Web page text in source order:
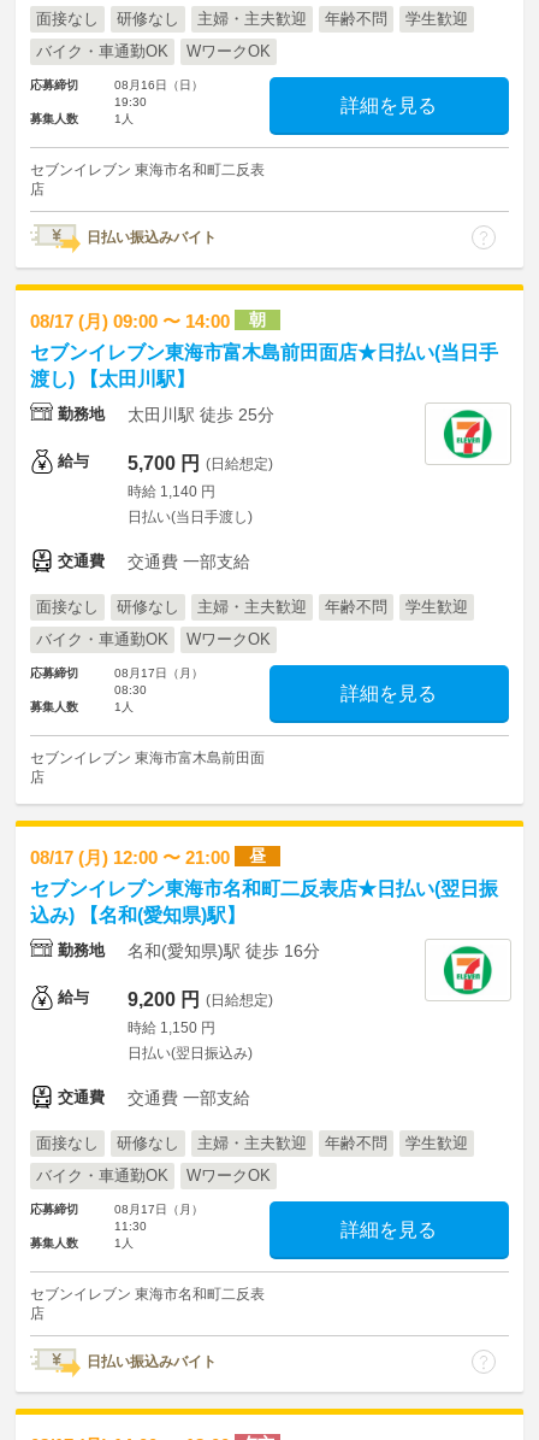
面接なし 研修なし 主婦・主夫歓迎 年齢不問
学生歓迎
バイク・車通勤OK
WワークOK
応募締切
08月16日（日）
19:30
募集人数
1人
詳細を見る
セブンイレブン 東海市名和町二反表
店
日払い振込みバイト
08/17 (月) 09:00 〜 14:00 朝
セブンイレブン東海市富木島前田面店★日払い(当日手
渡し) 【太田川駅】
勤務地 太田川駅 徒歩 25分
給与 5,700 円 (日給想定)
時給 1,140 円
日払い(当日手渡し)
交通費 交通費 一部支給
面接なし 研修なし 主婦・主夫歓迎 年齢不問
学生歓迎
バイク・車通勤OK
WワークOK
応募締切
08月17日（月）
08:30
募集人数
1人
詳細を見る
セブンイレブン 東海市富木島前田面
店
08/17 (月) 12:00 〜 21:00 昼
セブンイレブン東海市名和町二反表店★日払い(翌日振
込み) 【名和(愛知県)駅】
勤務地 名和(愛知県)駅 徒歩 16分
給与 9,200 円 (日給想定)
時給 1,150 円
日払い(翌日振込み)
交通費 交通費 一部支給
面接なし 研修なし 主婦・主夫歓迎 年齢不問
学生歓迎
バイク・車通勤OK
WワークOK
応募締切
08月17日（月）
11:30
募集人数
1人
詳細を見る
セブンイレブン 東海市名和町二反表
店
日払い振込みバイト